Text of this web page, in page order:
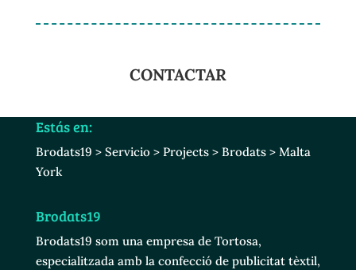
CONTACTAR
Estás en:
Brodats19 > Servicio > Projects> Brodats> Malta
York
Brodats19
Brodats19 som una empresa de Tortosa,
especialitzada amb la confecció de publicitat tèxtil,